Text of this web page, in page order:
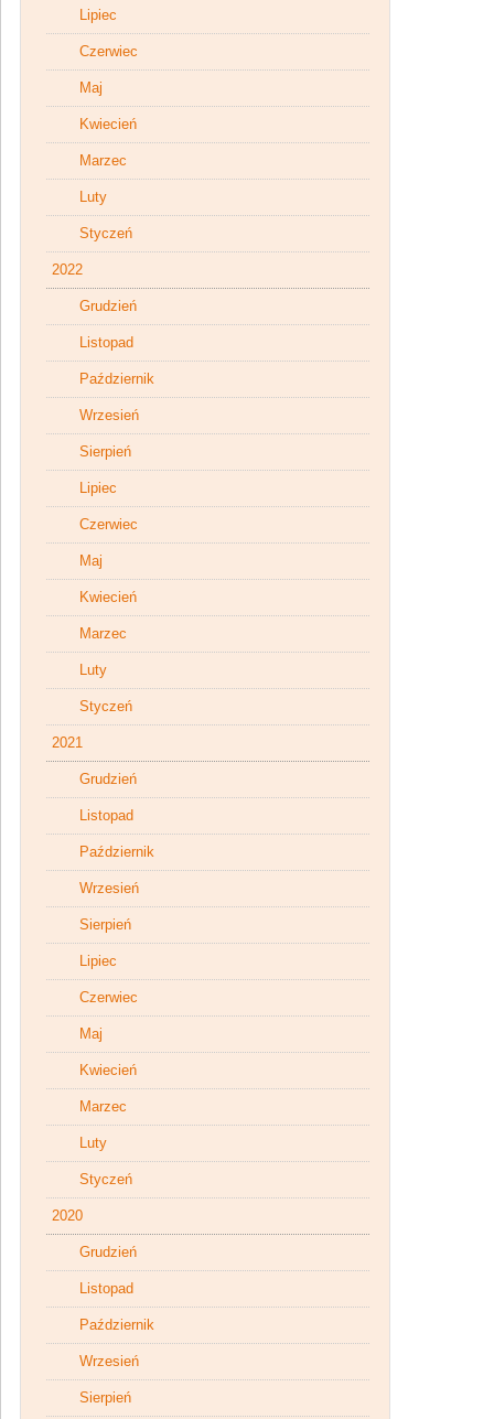
Lipiec
Czerwiec
Maj
Kwiecień
Marzec
Luty
Styczeń
2022
Grudzień
Listopad
Październik
Wrzesień
Sierpień
Lipiec
Czerwiec
Maj
Kwiecień
Marzec
Luty
Styczeń
2021
Grudzień
Listopad
Październik
Wrzesień
Sierpień
Lipiec
Czerwiec
Maj
Kwiecień
Marzec
Luty
Styczeń
2020
Grudzień
Listopad
Październik
Wrzesień
Sierpień